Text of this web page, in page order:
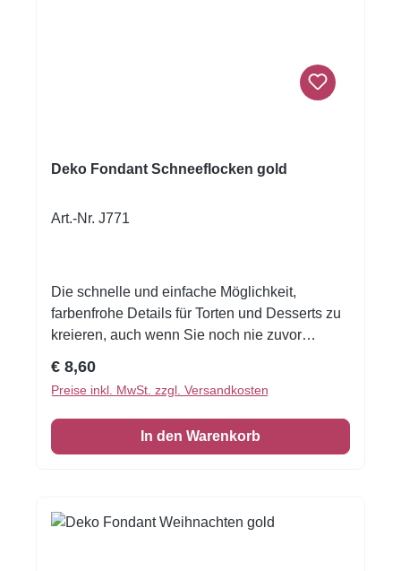
Deko Fondant Schneeflocken gold
Art.-Nr. J771
Die schnelle und einfache Möglichkeit,
farbenfrohe Details für Torten und Desserts zu
kreieren, auch wenn Sie noch nie zuvor
schneiden oder stanzen Sie jede beliebige
Form - keine Vorbereitung. Fondantfolie hat
einen leichten, süßen Geschmack. Auch das
Einschlagen von Keksen oder Kuchen ist
Regulärer Preis:
€ 8,60
Preise inkl. MwSt. zzgl. Versandkosten
In den Warenkorb